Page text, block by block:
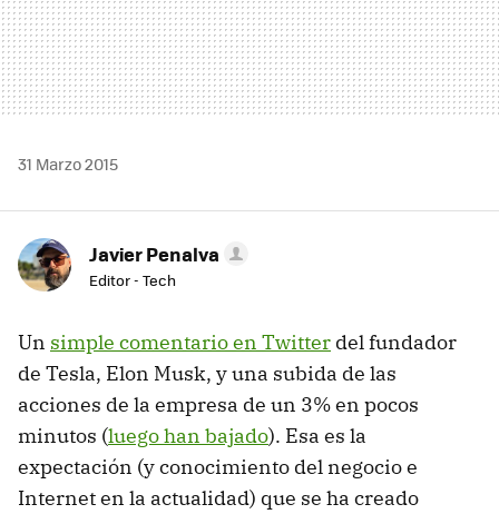
31 Marzo 2015
Javier Penalva
Editor - Tech
Un simple comentario en Twitter del fundador
de Tesla, Elon Musk, y una subida de las
acciones de la empresa de un 3% en pocos
minutos (luego han bajado). Esa es la
expectación (y conocimiento del negocio e
Internet en la actualidad) que se ha creado